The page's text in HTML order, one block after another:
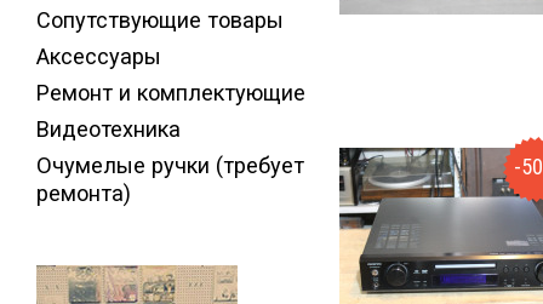
Сопутствующие товары
Аксессуары
Ремонт и комплектующие
Видеотехника
Очумелые ручки (требует
ремонта)
-